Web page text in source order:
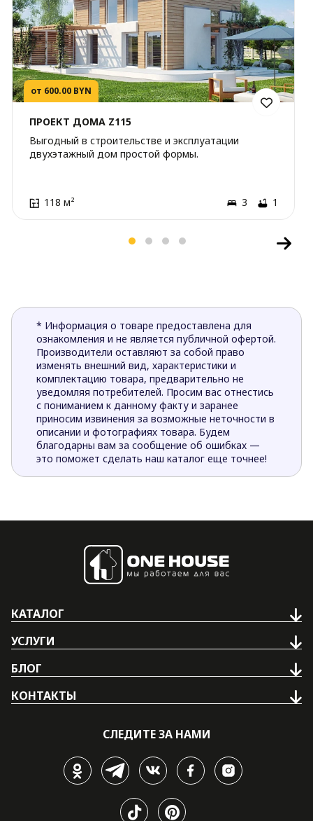
от 600.00 BYN
ПРОЕКТ ДОМА Z115
Выгодный в строительстве и эксплуатации
двухэтажный дом простой формы.
118 м² 3 1
* Информация о товаре предоставлена для
ознакомления и не является публичной офертой.
Производители оставляют за собой право
изменять внешний вид, характеристики и
комплектацию товара, предварительно не
уведомляя потребителей. Просим вас отнестись
с пониманием к данному факту и заранее
приносим извинения за возможные неточности в
описании и фотографиях товара. Будем
благодарны вам за сообщение об ошибках —
это поможет сделать наш каталог еще точнее!
КАТАЛОГ
УСЛУГИ
БЛОГ
КОНТАКТЫ
СЛЕДИТЕ ЗА НАМИ